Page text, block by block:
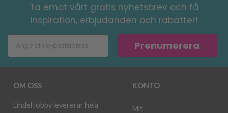
Ta emot vårt gratis nyhetsbrev och få
inspiration, erbjudanden och rabatter!
Prenumerera
OM OSS
LindeHobby levererar hela
KONTO
Mit